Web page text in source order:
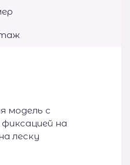
модель с
на
леску